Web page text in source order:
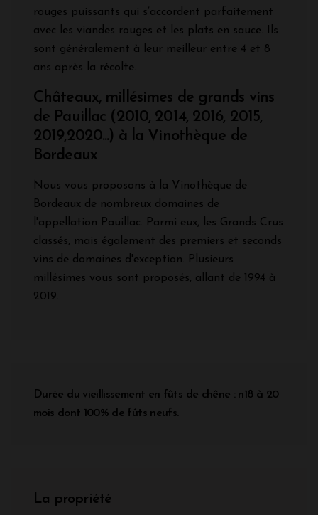
rouges puissants qui s’accordent parfaitement
avec les viandes rouges et les plats en sauce. Ils
sont généralement à leur meilleur entre 4 et 8
ans après la récolte.
Châteaux, millésimes de grands vins
de Pauillac (2010, 2014, 2016, 2015,
2019,2020...) à la Vinothèque de
Bordeaux
Nous vous proposons à la Vinothèque de
Bordeaux de nombreux domaines de
l'appellation Pauillac. Parmi eux, les Grands Crus
classés, mais également des premiers et seconds
vins de domaines d'exception. Plusieurs
millésimes vous sont proposés, allant de 1994 à
2019.
Durée du vieillissement en fûts de chêne : n18 à 20
mois dont 100% de fûts neufs.
La propriété